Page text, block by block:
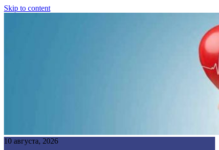
Skip to content
10 августа, 2026